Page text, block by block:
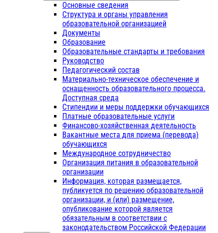
Основные сведения
Структура и органы управления
образовательной организацией
Документы
Образование
Образовательные стандарты и требования
Руководство
Педагогический состав
Материально-техническое обеспечение и
оснащенность образовательного процесса.
Доступная среда
Стипендии и меры поддержки обучающихся
Платные образовательные услуги
Финансово-хозяйственная деятельность
Вакантные места для приема (перевода)
обучающихся
Международное сотрудничество
Организация питания в образовательной
организации
Информация, которая размещается,
публикуется по решению образовательной
организации, и (или) размещение,
опубликование которой является
обязательным в соответствии с
законодательством Российской Федерации